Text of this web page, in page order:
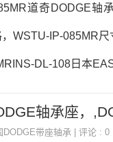
道奇DODGE轴
WSTU-IP-085MR
DL-108日本
号推荐：WSTU-IP-
轴承座，
DODGE带座轴承 | 评论 : 0